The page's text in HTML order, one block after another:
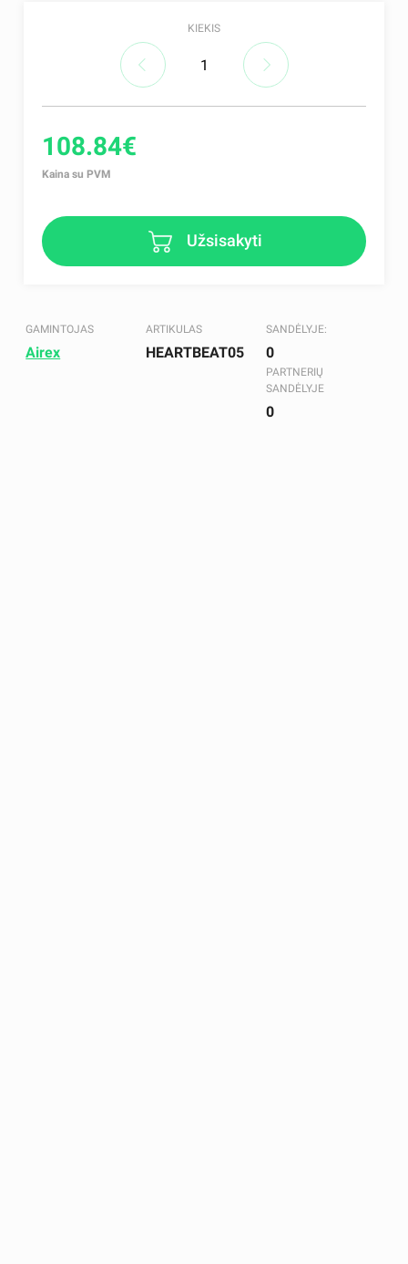
KIEKIS
108.84€
Kaina su PVM
Užsisakyti
GAMINTOJAS
Airex
ARTIKULAS
HEARTBEAT05
SANDĖLYJE:
0
PARTNERIŲ
SANDĖLYJE
0